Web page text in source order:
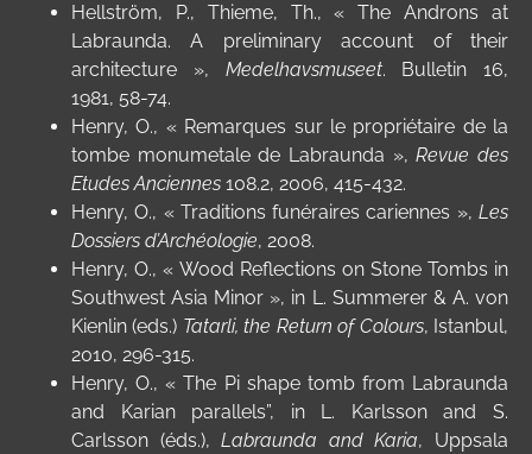
Hellström, P., Thieme, Th., « The Androns at
Labraunda. A preliminary account of their
architecture », Medelhavsmuseet. Bulletin 16,
1981, 58-74.
Henry, O., « Remarques sur le propriétaire de la
tombe monumetale de Labraunda »,Revue des
Etudes Anciennes 108.2, 2006, 415-432.
Henry, O., « Traditions funéraires cariennes »,Les
Dossiers d’Archéologie, 2008.
Henry, O., « Wood Reflections on Stone Tombs in
Southwest Asia Minor », in L. Summerer & A. von
Kienlin (eds.) Tatarli, the Return of Colours, Istanbul,
2010, 296-315.
Henry, O., «The Pi shape tomb from Labraunda
and Karian parallels”, in L. Karlsson and S.
Carlsson (éds.),Labraunda and Karia, Uppsala